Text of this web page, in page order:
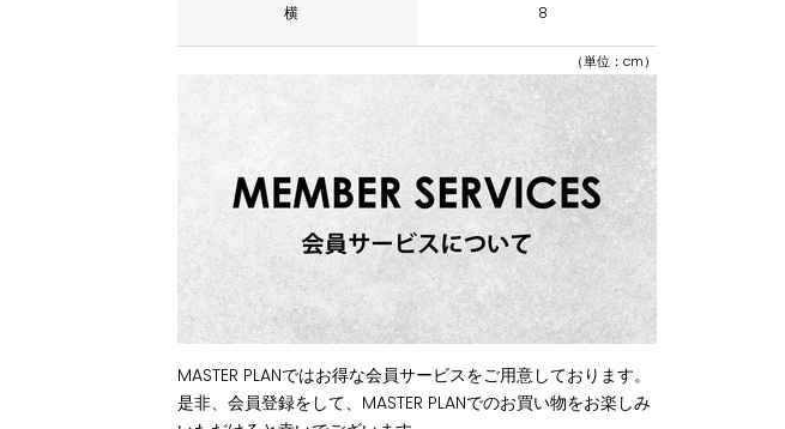
横 8
（単位：cm）
MASTER PLANではお得な会員サービスをご用意しております。
是非、会員登録をして、MASTER PLANでのお買い物をお楽しみ